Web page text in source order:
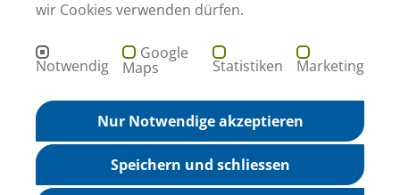
STRATEGPRO Real Estate GmbH
Kontakt
+49 621 729 265 - 0
Social Media
Strategpro in Ihrer Nähe
Gewerbeimmobilien Mannheim
wir Cookies verwenden dürfen.
Notwendig
Google
Maps Statistiken Marketing
Nur Notwendige akzeptieren
Speichern und schliessen